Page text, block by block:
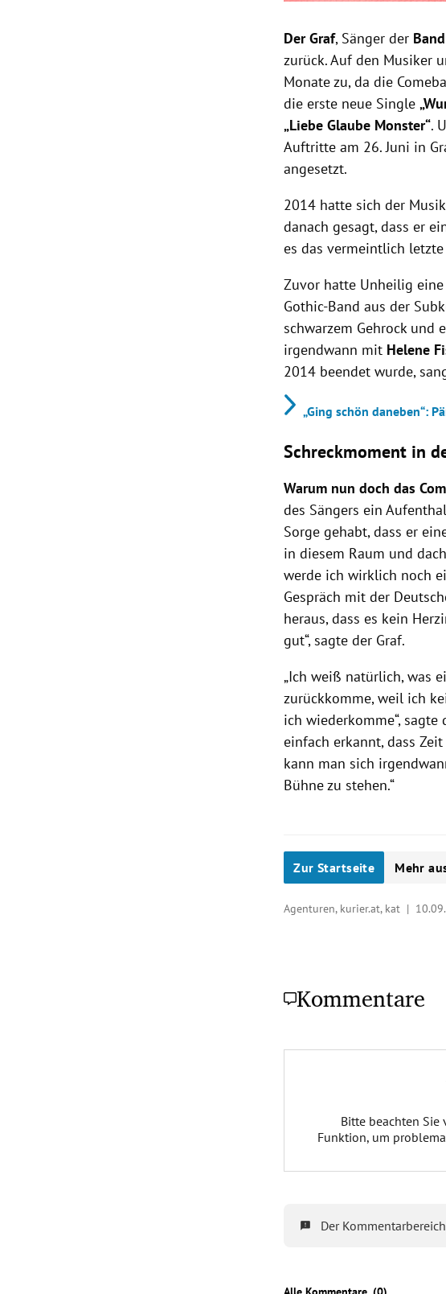
Der Graf, Sänger der
zurück.Auf den Musiker
Monate zu, da die
die erste neue Single
„Liebe Glaube Monster“.
Auftritte am 26. Juni in
angesetzt.
2014 hatte sich der
danach gesagt, dass er
es das vermeintlich
Zuvor hatte Unheilig
Gothic-Band aus der
schwarzem Gehrock und
irgendwann mit Helene
2014 beendet wurde,
„Ging schön daneben“:
Schreckmoment in
Warum nun doch das
des Sängers ein
Sorge gehabt, dass er
in diesem Raum und
werde ich wirklich noch
Gespräch mit der
heraus, dass es kein
gut“, sagte der Graf.
„Ich weiß natürlich, was
zurückkomme, weil ich
ich wiederkomme“,
einfach erkannt, dass
kann man sich
Bühne zu stehen.“
Zur Startseite Mehr
Agenturen, kurier.at, kat |
Kommentare